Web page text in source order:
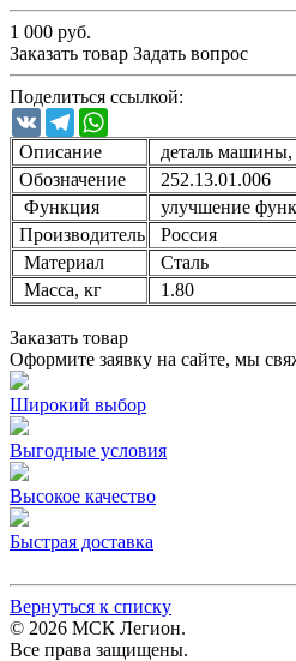
1 000 руб.
Заказать товар Задать вопрос
Поделиться ссылкой:
VK Telegram
Описание
деталь машины,
Обозначение
252.13.01.006
Функция
улучшение
Производитель
Россия
Материал
Сталь
Масса, кг
1.80
Заказать товар
Оформите заявку на сайте, мы
Широкий выбор
Выгодные условия
Высокое качество
Быстрая доставка
Вернуться к списку
© 2026 МСК Легион.
Все права защищены.